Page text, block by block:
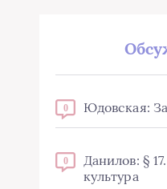
0 Юдовская:
0
Данилов: §
культура